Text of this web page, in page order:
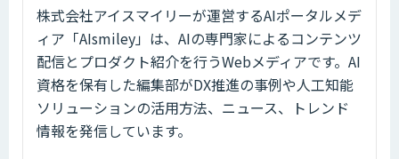
株式会社アイスマイリーが運営するAIポータルメデ
ィア「AIsmiley」は、AIの専門家によるコンテンツ
配信とプロダクト紹介を行うWebメディアです。AI
資格を保有した編集部がDX推進の事例や人工知能
ソリューションの活用方法、ニュース、トレンド
情報を発信しています。